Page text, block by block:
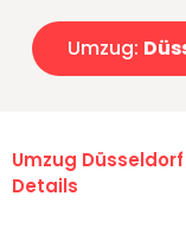
Umzug:
Umzug
Details